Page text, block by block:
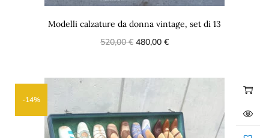
Modelli calzature da donna vintage, set di 13
520,00€ 480,00 €
-14%